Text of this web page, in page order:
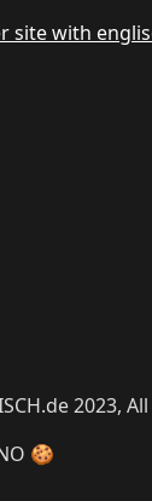
site with
2023,
🍪